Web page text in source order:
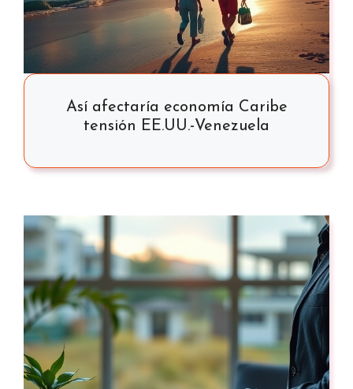
Así afectaría economía Caribe
tensión EE.UU.-Venezuela